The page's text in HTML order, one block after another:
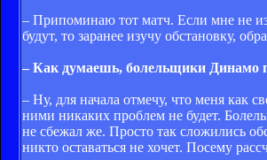
– Припоминаю тот матч. Если мне не
будут, то заранее изучу обстановку,
– Как думаешь, болельщики Динамо
– Ну, для начала отмечу, что меня как
ними никаких проблем не будет.
не сбежал же. Просто так сложились
никто оставаться не хочет. Посему